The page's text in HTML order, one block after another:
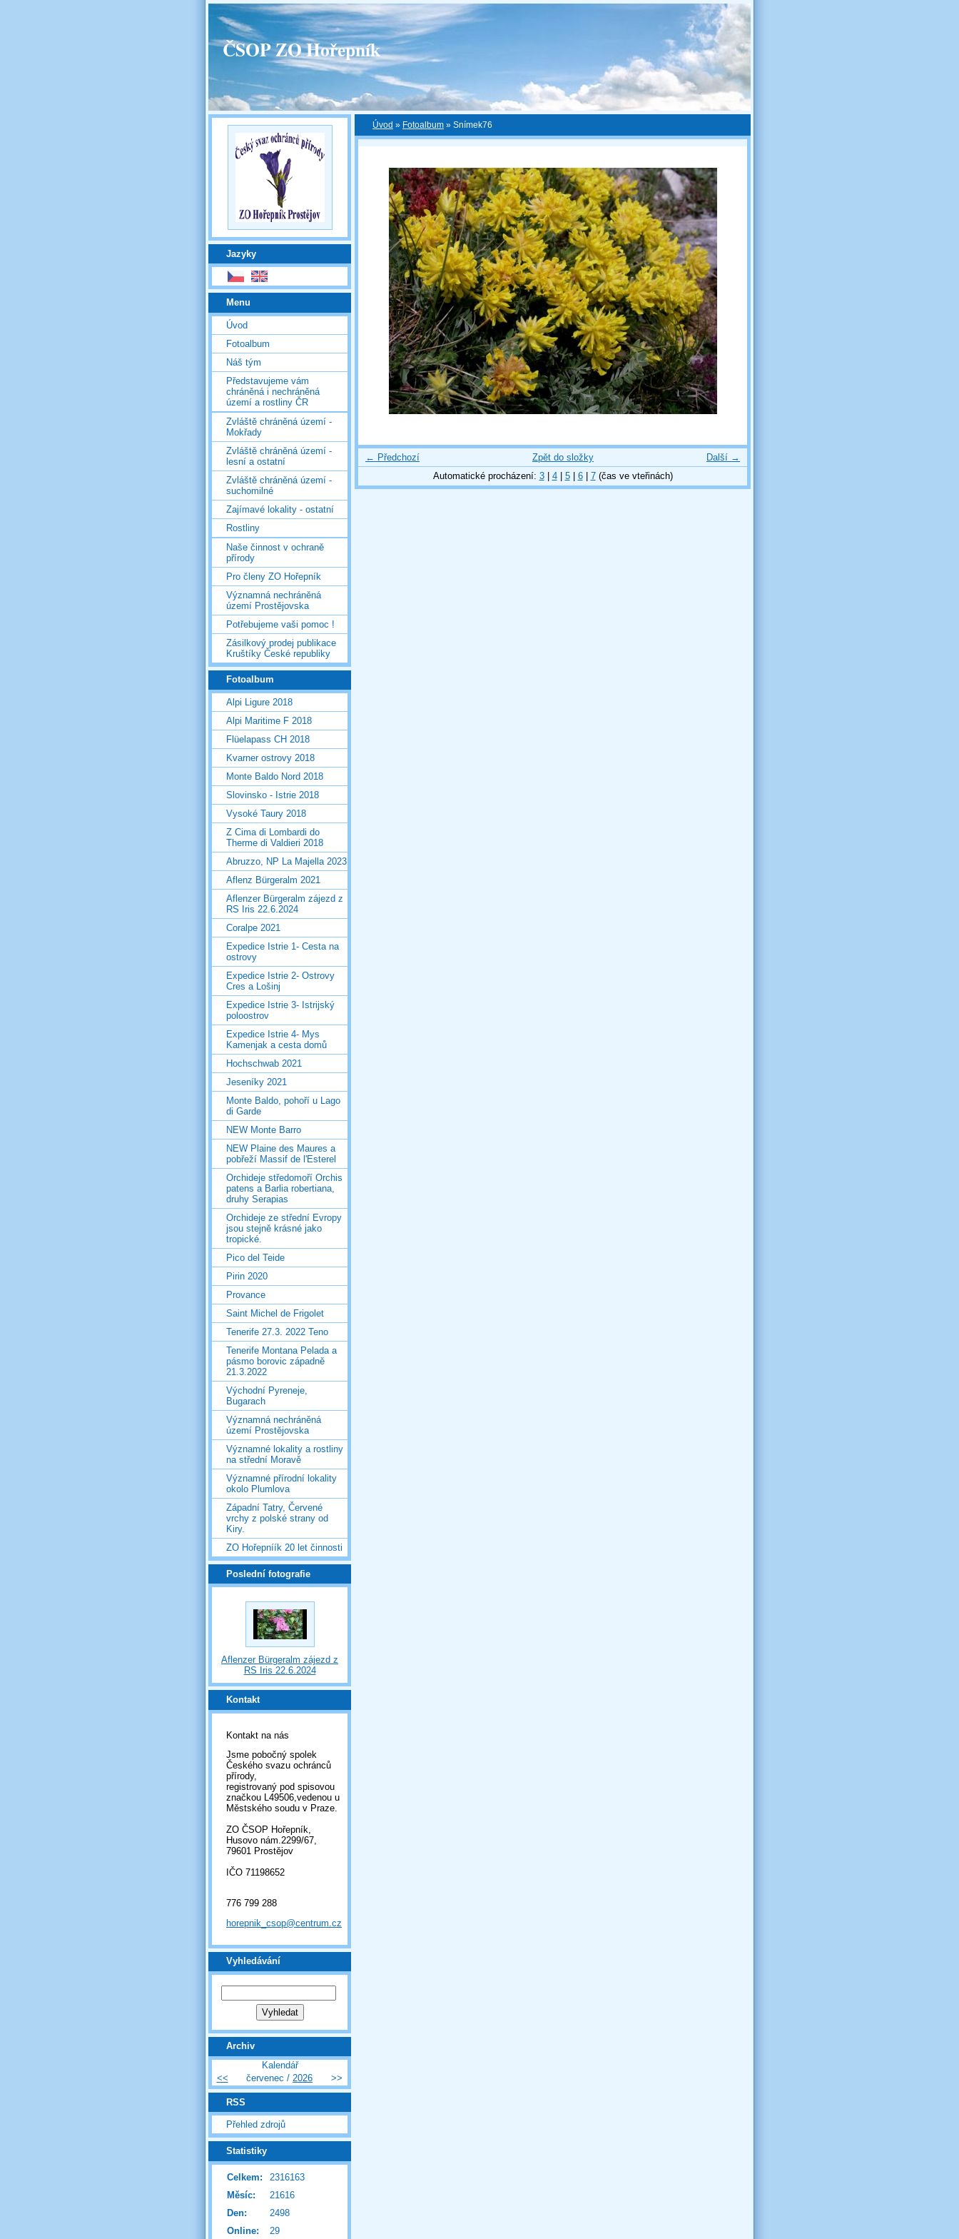
ČSOP ZO Hořepník
Úvod » Fotoalbum » Snímek76
← Předchozí Další →
Zpět do složky
Automatické procházení: 3| 4| 5| 6| 7(čas ve vteřinách)
Jazyky
Menu
Úvod
Fotoalbum
Náš tým
Představujeme vám
chráněná i nechráněná
území a rostliny ČR
Zvláště chráněná území -
Mokřady
Zvláště chráněná území -
lesní a ostatní
Zvláště chráněná území -
suchomilné
Zajímavé lokality - ostatní
Rostliny
Naše činnost v ochraně
přírody
Pro členy ZO Hořepník
Významná nechráněná
území Prostějovska
Potřebujeme vaši pomoc !
Zásilkový prodej publikace
Kruštíky České republiky
Fotoalbum
Alpi Ligure 2018
Alpi Maritime F 2018
Flüelapass CH 2018
Kvarner ostrovy 2018
Monte Baldo Nord 2018
Slovinsko - Istrie 2018
Vysoké Taury 2018
Z Cima di Lombardi do
Therme di Valdieri 2018
Abruzzo, NP La Majella 2023
Aflenz Bürgeralm 2021
Aflenzer Bürgeralm zájezd z
RS Iris 22.6.2024
Coralpe 2021
Expedice Istrie 1- Cesta na
ostrovy
Expedice Istrie 2- Ostrovy
Cres a Lošinj
Expedice Istrie 3- Istrijský
poloostrov
Expedice Istrie 4- Mys
Kamenjak a cesta domů
Hochschwab 2021
Jeseníky 2021
Monte Baldo, pohoří u Lago
di Garde
NEW Monte Barro
NEW Plaine des Maures a
pobřeží Massif de l'Esterel
Orchideje středomoří Orchis
patens a Barlia robertiana,
druhy Serapias
Orchideje ze střední Evropy
jsou stejně krásné jako
tropické.
Pico del Teide
Pirin 2020
Provance
Saint Michel de Frigolet
Tenerife 27.3. 2022 Teno
Tenerife Montana Pelada a
pásmo borovic západně
21.3.2022
Východní Pyreneje,
Bugarach
Významná nechráněná
území Prostějovska
Významné lokality a rostliny
na střední Moravě
Významné přírodní lokality
okolo Plumlova
Západní Tatry, Červené
vrchy z polské strany od
Kiry.
ZO Hořepníík 20 let činnosti
Poslední fotografie
Aflenzer Bürgeralm zájezd z
RS Iris 22.6.2024
Kontakt
Kontakt na nás
Jsme pobočný spolek
Českého svazu ochránců
přírody,
registrovaný pod spisovou
značkou L49506,vedenou u
Městského soudu v Praze.
ZO ČSOP Hořepník,
Husovo nám.2299/67,
79601 Prostějov
IČO 71198652
776 799 288
horepnik_csop@centrum.cz
Vyhledávání
Archiv
Kalendář
<<
červenec / 2026 >>
RSS
Přehled zdrojů
Statistiky
Online: 29
Celkem:
2316163
Měsíc:
21616
Den:
2498